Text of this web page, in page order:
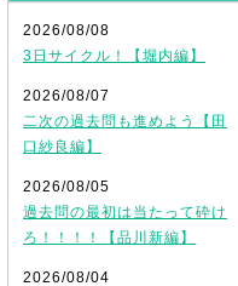
2026/08/08
3日サイクル！【堀内編】
2026/08/07
二次の過去問も進めよう【田
口紗良編】
2026/08/05
過去問の最初は当たって砕け
ろ！！！！【品川新編】
2026/08/04